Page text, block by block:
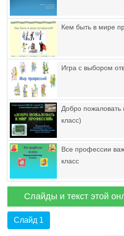
Кем быть в мире
Игра с выбором
Добро
класс)
Все профессии
класс
Слайды и текст этой
Слайд 1